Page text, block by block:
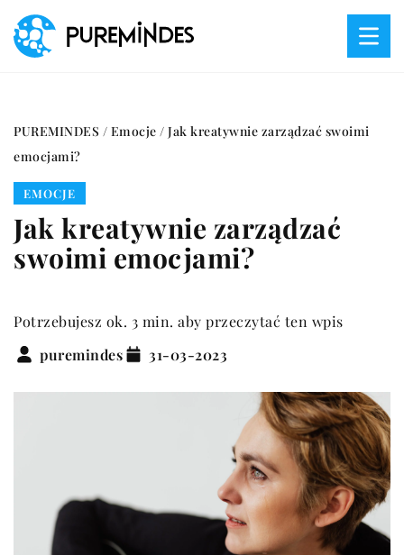
PUREMINDES / Emocje / Jak kreatywnie zarządzać swoimi
emocjami?
EMOCJE
Jak kreatywnie zarządzać
swoimi emocjami?
Potrzebujesz ok. 3 min. aby przeczytać ten wpis
puremindes
31-03-2023